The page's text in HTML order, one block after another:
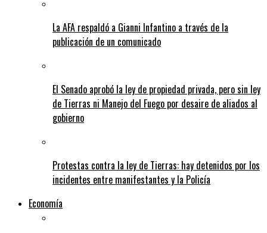
La AFA respaldó a Gianni Infantino a través de la
publicación de un comunicado
El Senado aprobó la ley de propiedad privada, pero sin ley
de Tierras ni Manejo del Fuego por desaire de aliados al
gobierno
Protestas contra la ley de Tierras: hay detenidos por los
incidentes entre manifestantes y la Policía
Economía